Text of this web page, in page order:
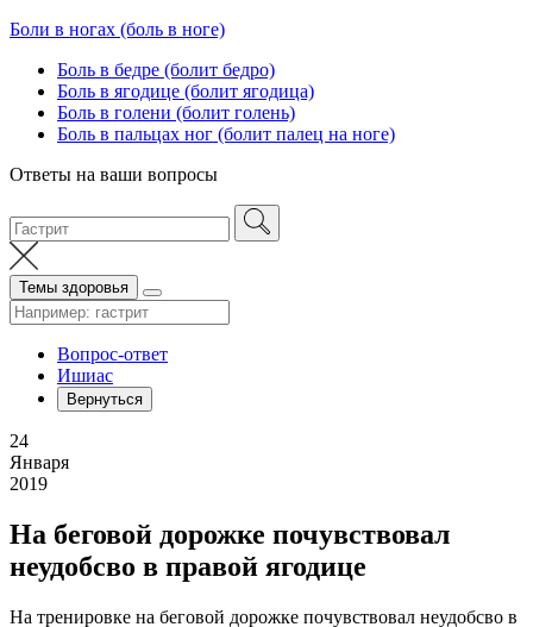
Боли в ногах (боль в ноге)
Боль в бедре (болит бедро)
Боль в ягодице (болит ягодица)
Боль в голени (болит голень)
Боль в пальцах ног (болит палец на ноге)
Ответы на ваши вопросы
Темы здоровья
Вопрос-ответ
Ишиас
Вернуться
24
Января
2019
На беговой дорожке почувствовал
неудобсво в правой ягодице
На тренировке на беговой дорожке почувствовал неудобсво в